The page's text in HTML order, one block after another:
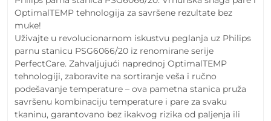
OptimalTEMP tehnologija za savršene rezultate bez
muke!
Uživajte u revolucionarnom iskustvu peglanja uz Philips
parnu stanicu PSG6066/20 iz renomirane serije
PerfectCare. Zahvaljujući naprednoj OptimalTEMP
tehnologiji, zaboravite na sortiranje veša i ručno
podešavanje temperature – ova pametna stanica pruža
savršenu kombinaciju temperature i pare za svaku
tkaninu, garantovano bez ikakvog rizika od paljenja ili